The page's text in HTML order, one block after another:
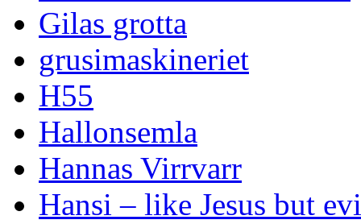
Gilas grotta
grusimaskineriet
H55
Hallonsemla
Hannas Virrvarr
Hansi – like Jesus but